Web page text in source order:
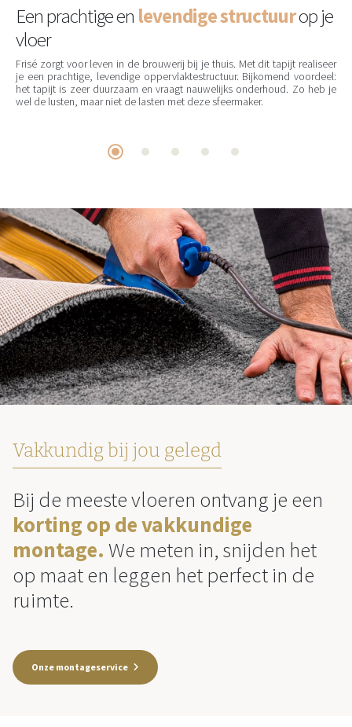
Een prachtige en levendige structuurop je
vloer
Frisé zorgt voor leven in de brouwerij bij je thuis. Met dit tapijt realiseer
je een prachtige, levendige oppervlaktestructuur. Bijkomend voordeel:
het tapijt is zeer duurzaam en vraagt nauwelijks onderhoud. Zo heb je
wel de lusten, maar niet de lasten met deze sfeermaker.
Vakkundig bij jou gelegd
Bij de meeste vloeren ontvang je een
korting op de vakkundige
montage. We meten in, snijden het
op maat en leggen het perfect in de
ruimte.
Onze montageservice